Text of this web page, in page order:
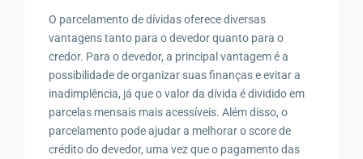
O parcelamento de dívidas oferece diversas
vantagens tanto para o devedor quanto para o
credor. Para o devedor, a principal vantagem é a
possibilidade de organizar suas finanças e evitar a
inadimplência, já que o valor da dívida é dividido em
parcelas mensais mais acessíveis. Além disso, o
parcelamento pode ajudar a melhorar o score de
crédito do devedor, uma vez que o pagamento das